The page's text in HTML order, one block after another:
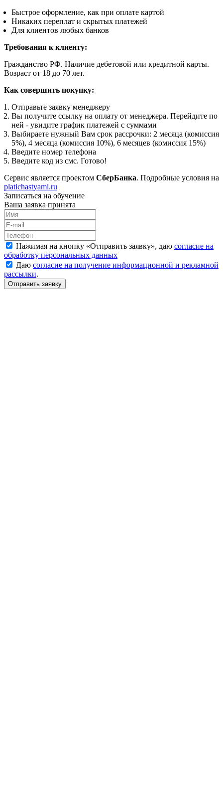
Быстрое оформление, как при оплате картой
Никаких переплат и скрытых платежей
Для клиентов любых банков
Требования к клиенту:
Гражданство РФ. Наличие дебетовой или кредитной карты.
Возраст от 18 до 70 лет.
Как совершить покупку:
Отправьте заявку менеджеру
Вы получите ссылку на оплату от менеджера. Перейдите по
ней - увидите график платежей с суммами
Выбираете нужный Вам срок рассрочки: 2 месяца (комиссия
5%), 4 месяца (комиссия 10%), 6 месяцев (комиссия 15%)
Введите номер телефона
Введите код из смс. Готово!
Сервис является проектом СберБанка. Подробные условия на
platichastyami.ru
Записаться на обучение
Ваша заявка принята
Нажимая на кнопку «Отправить заявку», даю согласие на
обработку персональных данных
Даю согласие на получение информационной и рекламной
рассылки.